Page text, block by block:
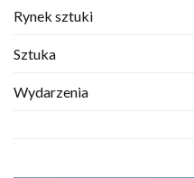
Rynek sztuki
Sztuka
Wydarzenia